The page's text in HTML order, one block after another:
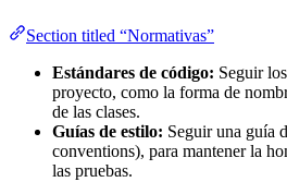
Section titled “Normativas”
Estándares de código: Seguir
proyecto, como la forma de
de las clases.
Guías de estilo: Seguir una guía
conventions), para mantener la
las pruebas.